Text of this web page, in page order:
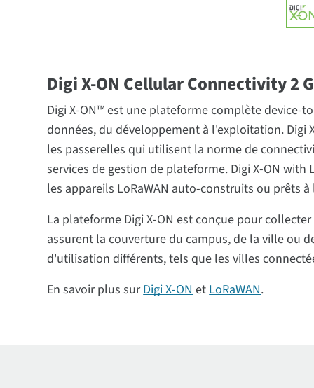
Digi X-ON Cellular Connectivity 2
Digi X-ON™ est une plateforme complète
données, du développement à l'exploitation. Digi
les passerelles qui utilisent la norme de
services de gestion de plateforme. Digi X-ON
les appareils LoRaWAN auto-construits ou prêts
La plateforme Digi X-ON est conçue pour
assurent la couverture du campus, de la ville ou
d'utilisation différents, tels que les villes
En savoir plus surDigi X-ONetLoRaWAN.